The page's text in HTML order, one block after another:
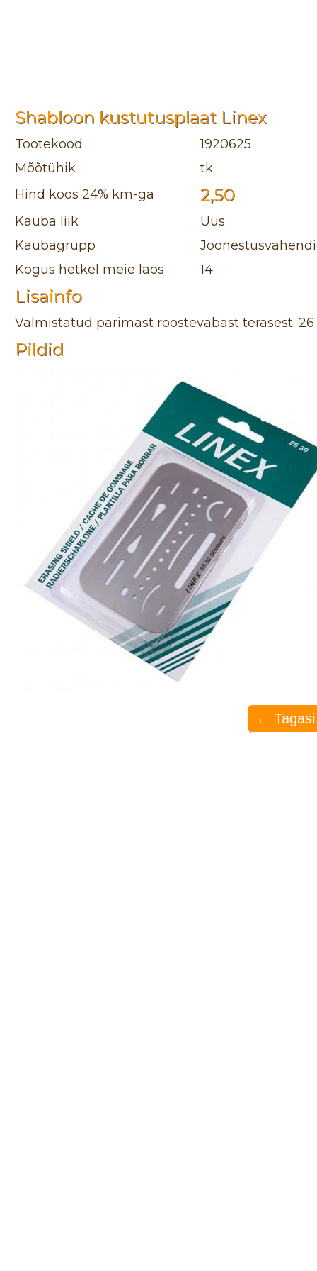
Shabloon kustutusplaat Linex
Tootekood
1920625
Mõõtühik
tk
Hind koos 24% km-ga
2,50
Kauba liik
Uus
Kaubagrupp
Kogus hetkel meie laos
14
Lisainfo
Valmistatud parimast roostevabast terasest.
Pildid